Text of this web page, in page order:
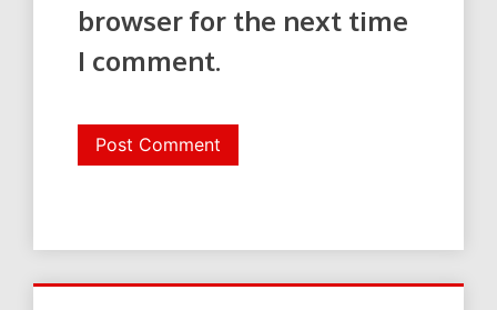
browser for the next time
I comment.